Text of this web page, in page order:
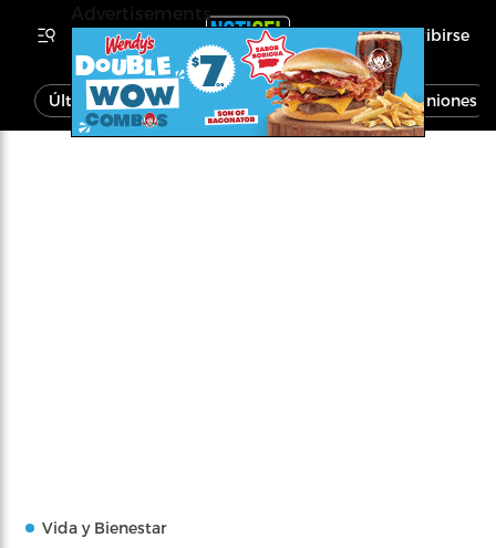
Inscribirse
Última Hora Noticias Economía Opiniones
Vida y Bienestar
Advertisements